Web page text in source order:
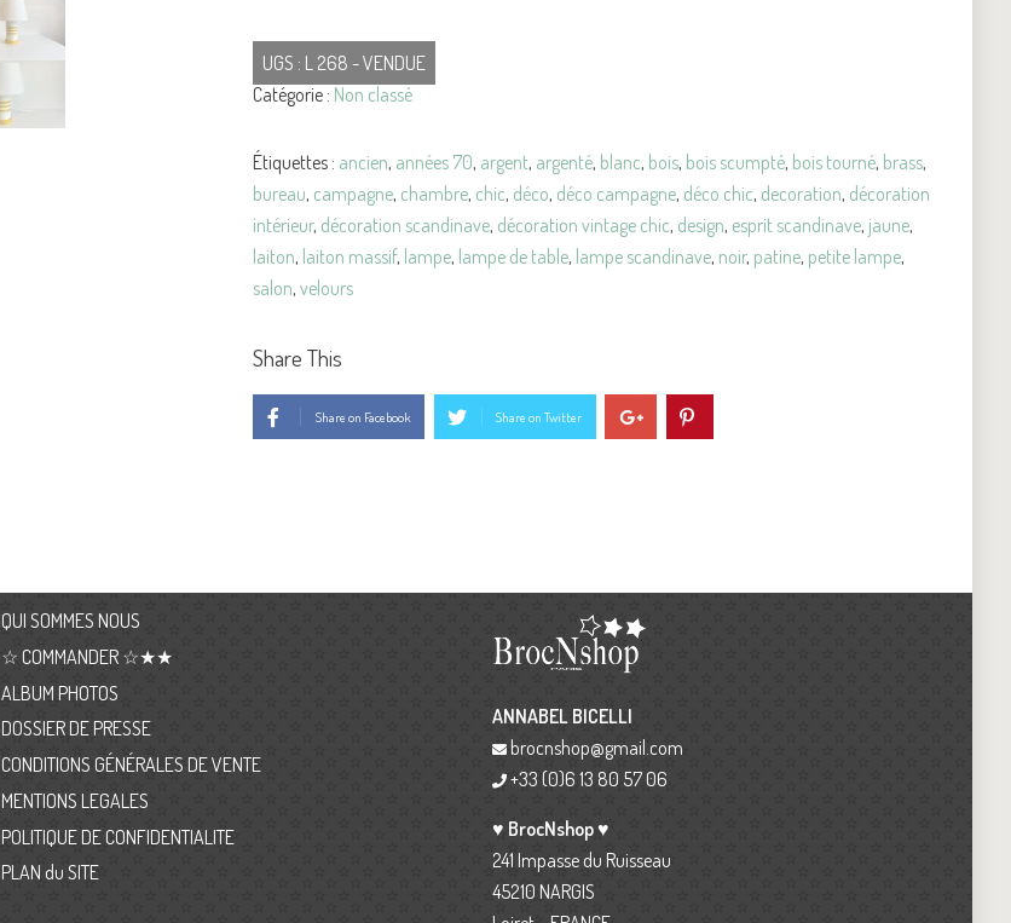
UGS : L 268 - VENDUE
Catégorie : Non classé
Étiquettes : ancien, années 70, argent, argenté, blanc, bois, bois scumpté, bois tourné, brass,
bureau, campagne, chambre, chic, déco, déco campagne, déco chic, decoration, décoration
intérieur, décoration scandinave, décoration vintage chic, design, esprit scandinave, jaune,
laiton, laiton massif, lampe, lampe de table, lampe scandinave, noir, patine, petite lampe,
salon, velours
Share This
Share on Facebook Share on Twitter
QUI SOMMES NOUS
☆ COMMANDER ☆★★
ALBUM PHOTOS
DOSSIER DE PRESSE
CONDITIONS GÉNÉRALES DE VENTE
MENTIONS LEGALES
POLITIQUE DE CONFIDENTIALITE
PLAN du SITE
ANNABEL BICELLI
brocnshop@gmail.com
+33 (0)6 13 80 57 06
♥ BrocNshop ♥
241 Impasse du Ruisseau
45210 NARGIS